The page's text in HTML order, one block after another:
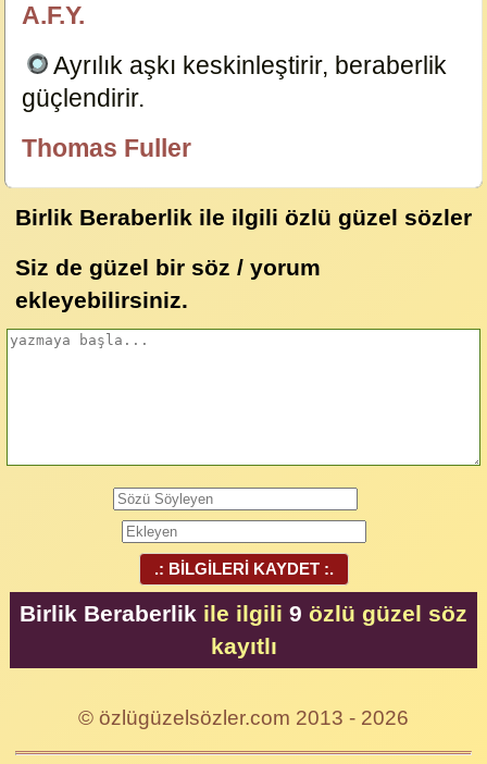
A.F.Y.
Ayrılık aşkı keskinleştirir, beraberlik
güçlendirir.
Thomas Fuller
Birlik Beraberlik ile ilgili özlü güzel sözler
Siz de güzel bir söz / yorum
ekleyebilirsiniz.
.: BİLGİLERİ KAYDET :.
Birlik Beraberlik ile ilgili 9 özlü güzel söz
kayıtlı
© özlügüzelsözler.com 2013 - 2026